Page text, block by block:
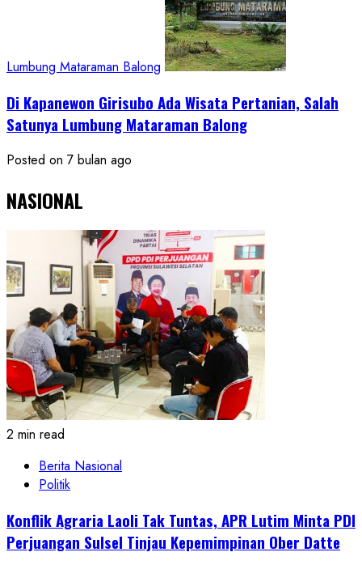
Lumbung Mataraman Balong
Di Kapanewon Girisubo Ada Wisata Pertanian, Salah
Satunya Lumbung Mataraman Balong
Posted on 7 bulan ago
NASIONAL
2 min read
Berita Nasional
Politik
Konflik Agraria Laoli Tak Tuntas, APR Lutim Minta PDI
Perjuangan Sulsel Tinjau Kepemimpinan Ober Datte